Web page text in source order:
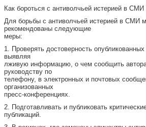
Как бороться с антиволчьей истерией в СМИ
Для борьбы с антиволчьей истерией в СМИ
рекомендованы следующие
меры:
1. Проверять достоверность
выявляя
лживую информацию, о чем сообщить
руководству по
телефону, в электронных и почтовых
организованных
пресс-конференциях.
2. Подготавливать и публиковать
публикаций.